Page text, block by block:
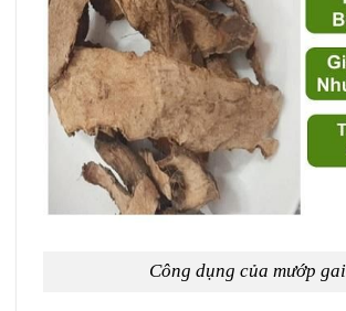
Công dụng của mướp gai